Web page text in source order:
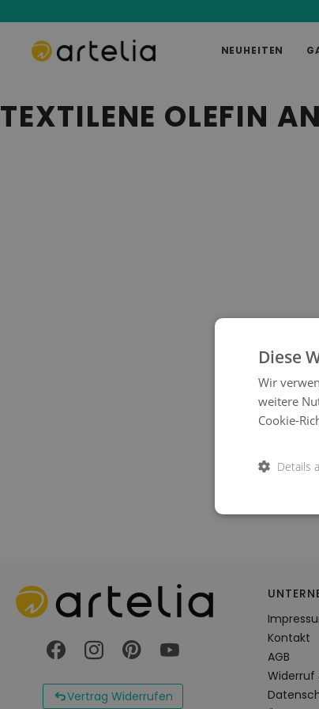
NEUHEITEN
TEXTILENE OLEFIN
Vertrag Widerrufen
Kontakt
AGB
Widerruf
Diese
Wir
weitere
Cookie-
Details